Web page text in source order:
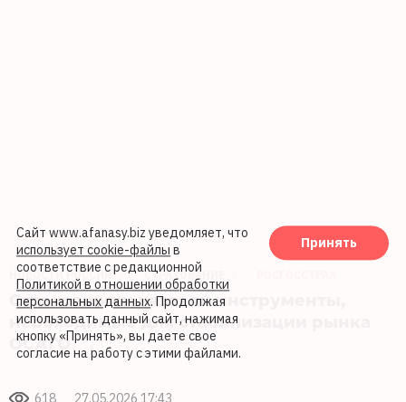
НОВОСТИ РОССИИ СТРАХОВАНИЕ
Страховщики назвали инструменты,
необходимые для стабилизации рынка
ОСАГО
618 27.05.2026 17:43
Сайт www.afanasy.biz уведомляет, что
использует cookie-файлы в
соответствие с редакционной
Политикой в отношении обработки
персональных данных. Продолжая
использовать данный сайт, нажимая
кнопку «Принять», вы даете свое
согласие на работу с этими файлами.
Принять